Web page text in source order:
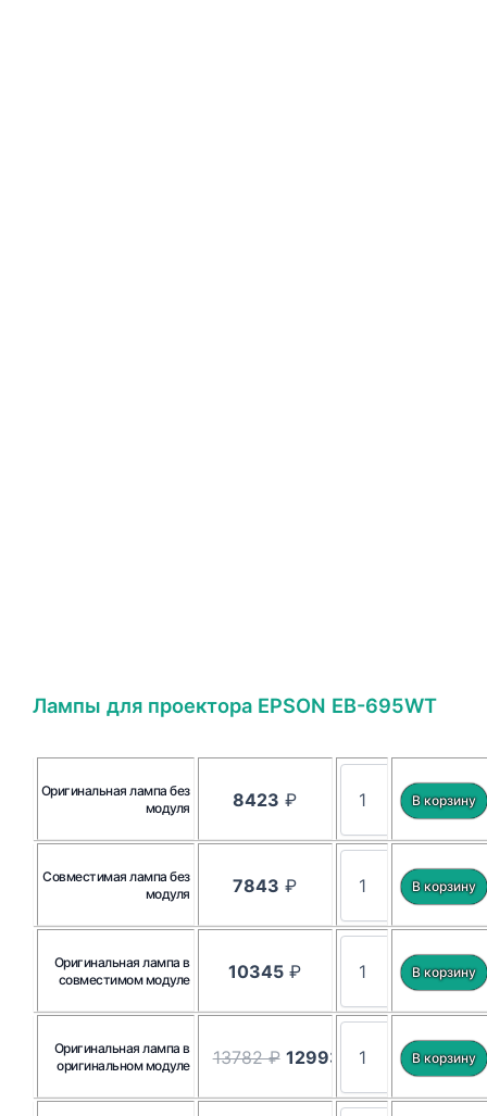
Лампы для проектора EPSON EB-695WT
Оригинальная лампа без
модуля
8423 ₽
Совместимая лампа без
модуля
7843 ₽
Оригинальная лампа в
совместимом модуле
10345 ₽
Оригинальная лампа в
оригинальном модуле
13782 ₽ 12993 ₽